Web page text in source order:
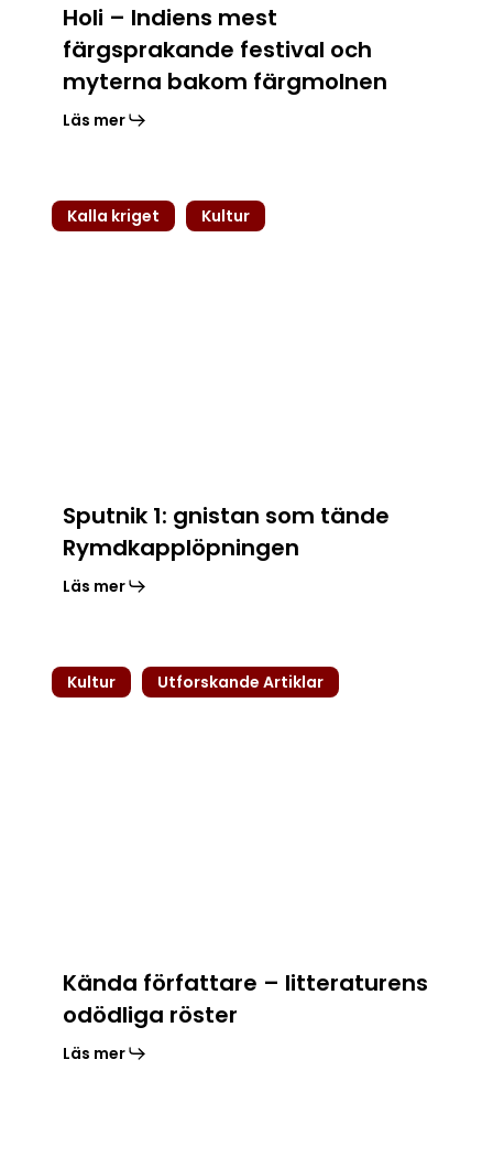
Holi – Indiens mest
färgsprakande festival och
myterna bakom färgmolnen
Läs mer
Kalla kriget Kultur
Sputnik 1: gnistan som tände
Rymdkapplöpningen
Läs mer
författare
Kultur Utforskande Artiklar
Kända författare – litteraturens
odödliga röster
Läs mer